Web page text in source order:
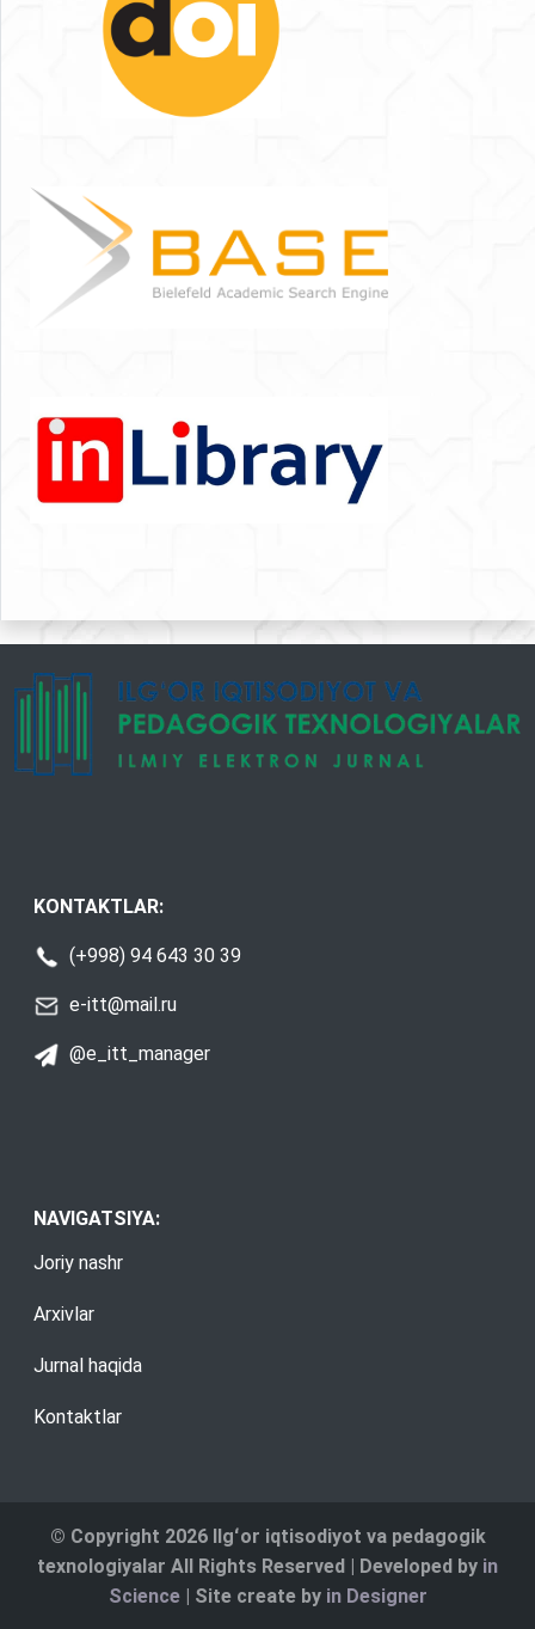
KONTAKTLAR:
(+998) 94 643 30 39
e-itt@mail.ru
@e_itt_manager
NAVIGATSIYA:
Joriy nashr
Arxivlar
Jurnal haqida
Kontaktlar
© Copyright 2026 Ilgʻor iqtisodiyot va pedagogik
texnologiyalar All Rights Reserved | Developed by in
Science| Site create by in Designer